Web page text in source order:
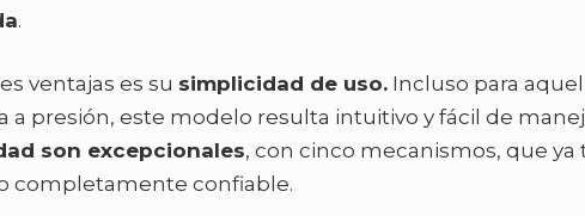
.
ventajas es su simplicidad de uso. Incluso para
a presión, este modelo resulta intuitivo y fácil de
son excepcionales, con cinco mecanismos, que
completamente confiable.